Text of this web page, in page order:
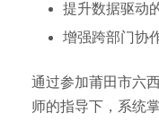
提升数据驱动
增强跨部门协
通过参加莆田市六
师的指导下，系统